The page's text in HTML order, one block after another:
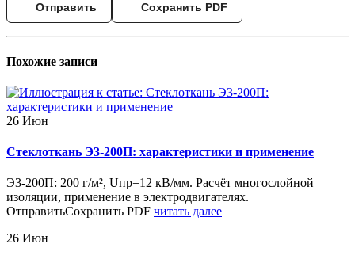
Отправить Сохранить PDF
Похожие записи
26 Июн
Стеклоткань Э3-200П: характеристики и применение
Э3-200П: 200 г/м², Uпр=12 кВ/мм. Расчёт многослойной
изоляции, применение в электродвигателях.
ОтправитьСохранить PDF читать далее
26 Июн